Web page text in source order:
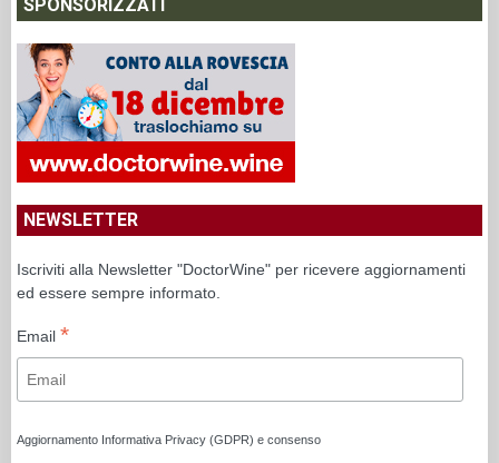
SPONSORIZZATI
NEWSLETTER
Iscriviti alla Newsletter "DoctorWine" per ricevere aggiornamenti
ed essere sempre informato.
Email *
Aggiornamento Informativa Privacy (GDPR) e consenso